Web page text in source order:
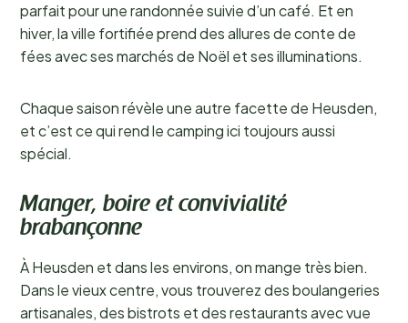
parfait pour une randonnée suivie d’un café. Et en
hiver, la ville fortifiée prend des allures de conte de
fées avec ses marchés de Noël et ses illuminations.
Chaque saison révèle une autre facette de Heusden,
et c’est ce qui rend le camping ici toujours aussi
spécial.
Manger, boire et convivialité
brabançonne
À Heusden et dans les environs, on mange très bien.
Dans le vieux centre, vous trouverez des boulangeries
artisanales, des bistrots et des restaurants avec vue